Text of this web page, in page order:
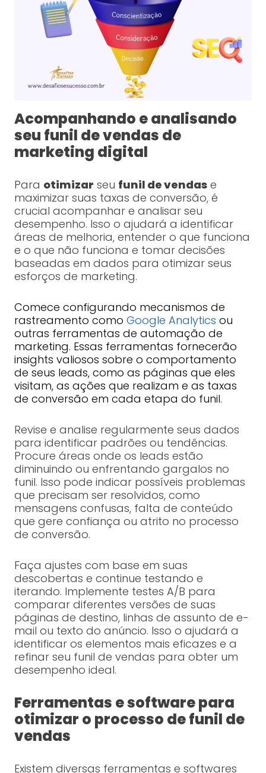
Acompanhando e analisando
seu funil de vendas de
marketing digital
Para otimizar seu funil de vendase
maximizar suas taxas de conversão, é
crucial acompanhar e analisar seu
desempenho. Isso o ajudará a identificar
áreas de melhoria, entender o que funciona
e o que não funciona e tomar decisões
baseadas em dados para otimizar seus
esforços de marketing.
Comece configurando mecanismos de
rastreamento como Google Analytics ou
outras ferramentas de automação de
marketing. Essas ferramentas fornecerão
insights valiosos sobre o comportamento
de seus leads, como as páginas que eles
visitam, as ações que realizam e as taxas
de conversão em cada etapa do funil.
Revise e analise regularmente seus dados
para identificar padrões ou tendências.
Procure áreas onde os leads estão
diminuindo ou enfrentando gargalos no
funil. Isso pode indicar possíveis problemas
que precisam ser resolvidos, como
mensagens confusas, falta de conteúdo
que gere confiança ou atrito no processo
de conversão.
Faça ajustes com base em suas
descobertas e continue testando e
iterando. Implemente testes A/B para
comparar diferentes versões de suas
páginas de destino, linhas de assunto de e-
mail ou texto do anúncio. Isso o ajudará a
identificar os elementos mais eficazes e a
refinar seu funil de vendas para obter um
desempenho ideal.
Ferramentas e software para
otimizar o processo de funil de
vendas
Existem diversas ferramentas e softwares